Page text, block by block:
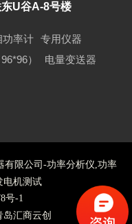
U谷A-8号楼
功率计 专用仪器
）
电量变送器
限公司-功率分析仪,功率
电机测试
号-1
汇商云创